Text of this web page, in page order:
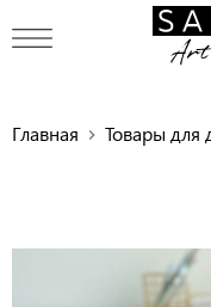
Главная chevron_right Товары для
Декоративная